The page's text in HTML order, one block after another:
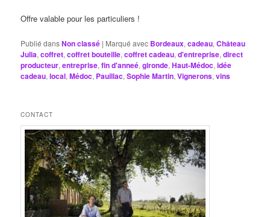
Offre valable pour les particuliers !
Publié dansNon classé | Marqué avec Bordeaux,cadeau,Château
Julia,coffret,coffret bouteille,coffret cadeau,d'entreprise,direct
producteur,entreprise,fin d'anneé,gironde,Haut-Médoc,idée
cadeau,local,Médoc, Pauillac,Sophie Martin,Vignerons,vins
CONTACT